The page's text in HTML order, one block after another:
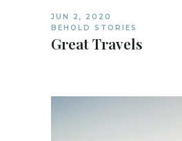
JUN 2, 2020
BEHOLD STORIES
Great Travels